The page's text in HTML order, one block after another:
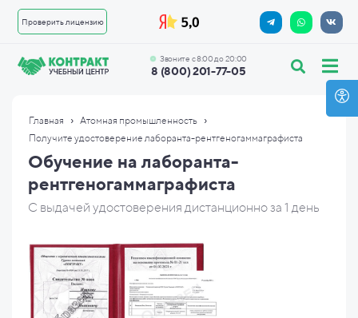
Проверить лицензию
8 (800) 201-77-05
Звоните с 8:00 до 20:00
Главная › Атомная промышленность ›
Получите удостоверение лаборанта-рентгеногаммаграфиста
Обучение на лаборанта-
рентгеногаммаграфиста
С выдачей удостоверения дистанционно за 1 день